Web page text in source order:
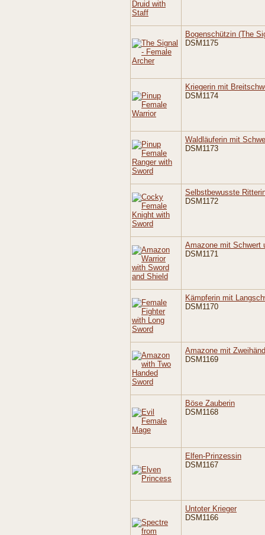
Bogenschützin (The
DSM1175
Kriegerin mit
DSM1174
Waldläuferin mit
DSM1173
Selbstbewusste
DSM1172
Amazone mit Schwert
DSM1171
Kämpferin mit
DSM1170
Amazone mit
DSM1169
Böse Zauberin
DSM1168
Elfen-Prinzessin
DSM1167
Untoter Krieger
DSM1166